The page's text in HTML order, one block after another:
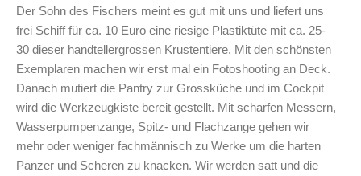
Der Sohn des Fischers meint es gut mit uns und liefert uns
frei Schiff für ca. 10 Euro eine riesige Plastiktüte mit ca. 25-
30 dieser handtellergrossen Krustentiere. Mit den schönsten
Exemplaren machen wir erst mal ein Fotoshooting an Deck.
Danach mutiert die Pantry zur Grossküche und im Cockpit
wird die Werkzeugkiste bereit gestellt. Mit scharfen Messern,
Wasserpumpenzange, Spitz- und Flachzange gehen wir
mehr oder weniger fachmännisch zu Werke um die harten
Panzer und Scheren zu knacken. Wir werden satt und die